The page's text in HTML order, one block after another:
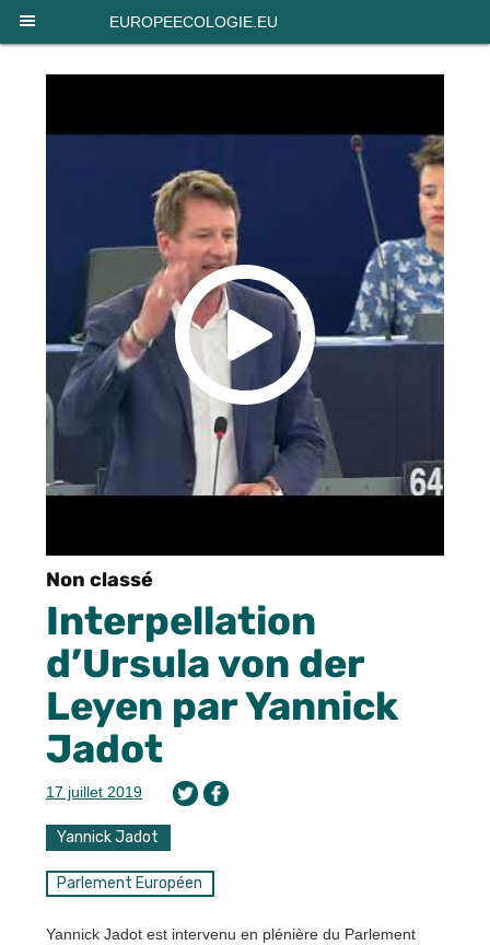
EUROPEECOLOGIE.EU
Non classé
Interpellation
d’Ursula von der
Leyen par Yannick
Jadot
17 juillet 2019
Yannick Jadot
Parlement Européen
Yannick Jadot est intervenu en plénière du Parlement